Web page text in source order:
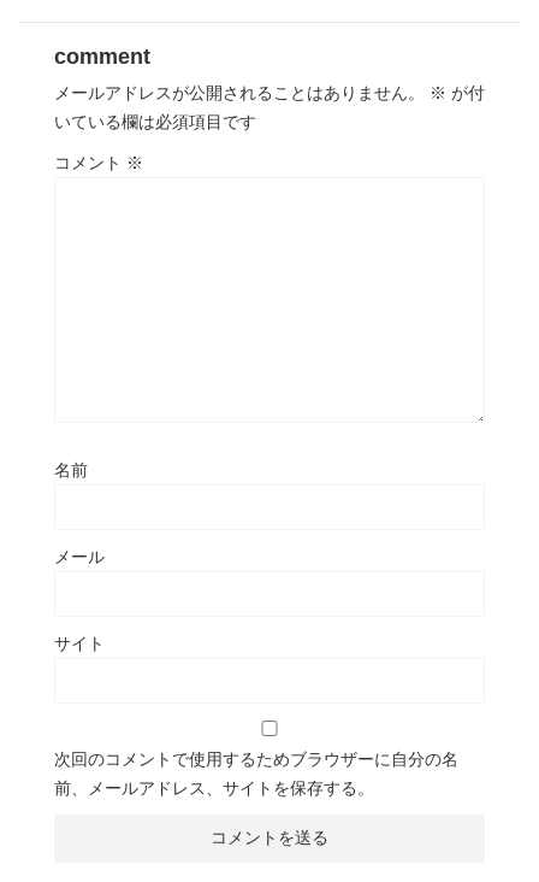
comment
メールアドレスが公開されることはありません。 ※ が付
いている欄は必須項目です
コメント ※
名前
メール
サイト
次回のコメントで使用するためブラウザーに自分の名
前、メールアドレス、サイトを保存する。